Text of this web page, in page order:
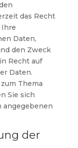
das Recht
Daten,
den Zweck
Recht auf
Daten.
Thema
Sie sich
angegebenen
der